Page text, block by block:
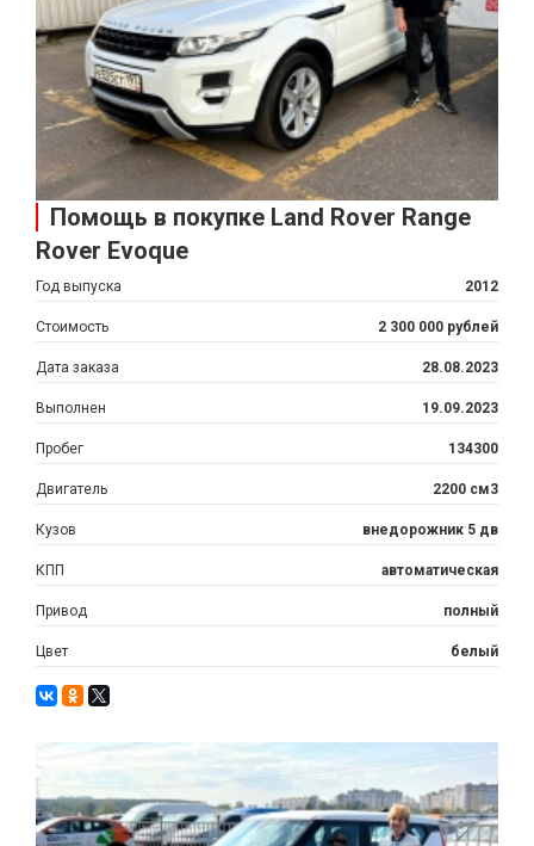
Помощь в покупке Land Rover Range
Rover Evoque
Год выпуска 2012
Стоимость 2 300 000 рублей
Дата заказа 28.08.2023
Выполнен 19.09.2023
Пробег 134300
Двигатель 2200 см3
Кузов внедорожник 5 дв
КПП автоматическая
Привод полный
Цвет белый